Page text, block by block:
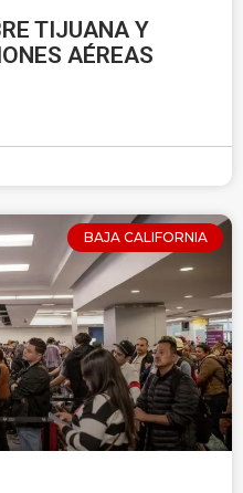
TIJUANA Y
AÉREAS
BAJA CALIFORNIA